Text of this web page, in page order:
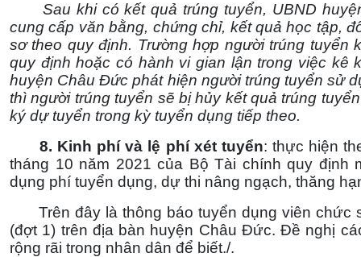
Sau khi có kết quả trúng tuyển, UBND
cung cấp văn bằng, chứng chỉ, kết quả học tập,
sơ theo quy định. Trường hợp người trúng tuyển
quy định hoặc có hành vi gian lận trong việc kê
huyện Châu Đức phát hiện người trúng tuyển sử
thì người trúng tuyển sẽ bị hủy kết quả trúng
ký dự tuyển trong kỳ tuyển dụng tiếp theo.
8. Kinh phí và lệ phí xét tuyển: thực hiện
tháng 10 năm 2021 của Bộ Tài chính quy
dụng phí tuyển dụng, dự thi nâng ngạch, thăng
Trên đây là thông báo tuyển dụng viên chức
(đợt 1) trên địa bàn huyện Châu Đức. Đề nghị
rộng rãi trong nhân dân để biết./.